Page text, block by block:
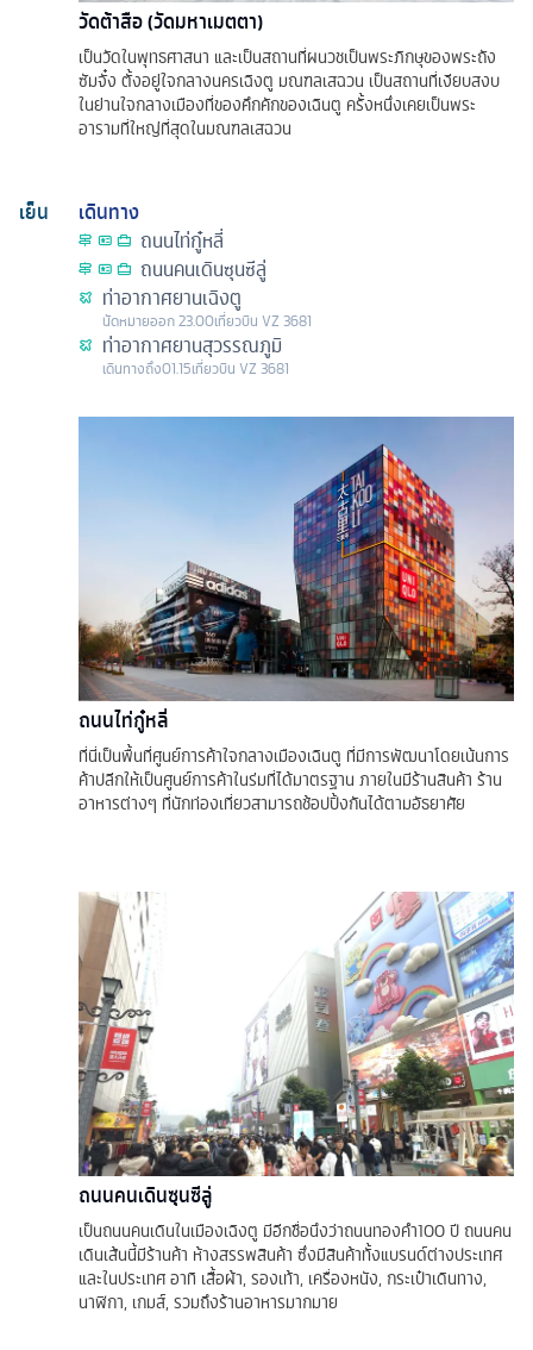
วัดต้าสือ (วัดมหาเมตตา)
เป็นวัดในพุทธศาสนา และเป็นสถานที่ผนวชเป็นพระภิกษุของพระถัง
ซัมจั๋ง ตั้งอยู่ใจกลางนครเฉิงตู มณฑลเสฉวน เป็นสถานที่เงียบสงบ
ในย่านใจกลางเมืองที่ของคึกคักของเฉินตู ครั้งหนึ่งเคยเป็นพระ
อารามที่ใหญ่ที่สุดในมณฑลเสฉวน
เย็น
เดินทาง
ถนนไท่กู๋หลี่
ถนนคนเดินซุนซีลู่
ท่าอากาศยานเฉิงตู
นัดหมายออก23.00เที่ยวบิน VZ 3681
ท่าอากาศยานสุวรรณภูมิ
เดินทางถึง01.15เที่ยวบิน VZ 3681
ถนนไท่กู๋หลี่
ที่นี่เป็นพื้นที่ศูนย์การค้าใจกลางเมืองเฉินตู ที่มีการพัฒนาโดยเน้นการ
ค้าปลีกให้เป็นศูนย์การค้าในร่มที่ได้มาตรฐาน ภายในมีร้านสินค้า ร้าน
อาหารต่างๆ ที่นักท่องเที่ยวสามารถช้อปปิ้งกันได้ตามอัธยาศัย
ถนนคนเดินซุนซีลู่
เป็นถนนคนเดินในเมืองเฉิงตู มีอีกชื่อนึงว่าถนนทองคำ100 ปี ถนนคน
เดินเส้นนี้มีร้านค้า ห้างสรรพสินค้า ซึ่งมีสินค้าทั้งแบรนด์ต่างประเทศ
และในประเทศ อาทิ เสื้อผ้า, รองเท้า, เครื่องหนัง, กระเป๋าเดินทาง,
นาฬิกา, เกมส์, รวมถึงร้านอาหารมากมาย